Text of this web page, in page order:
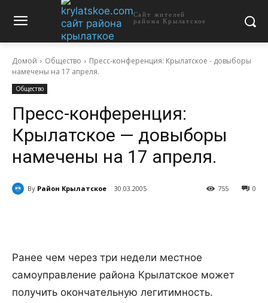
Сайт жителей
района Крылатское
Домой Общество
Пресс-конференция: Крылатское - довыборы
намечены на 17 апреля.
Общество
Пресс-конференция:
Крылатское — довыборы
намечены на 17 апреля.
By Район Крылатское 30.03.2005 0
755
Ранее чем через три недели местное
самоуправление района Крылатское может
получить окончательную легитимность.